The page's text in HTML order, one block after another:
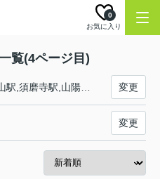
お気に入り
0
覧(4ページ目)
変更
変更